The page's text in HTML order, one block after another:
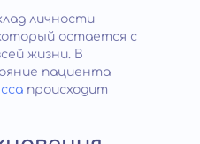
личности
остается с
жизни. В
пациента
происходит